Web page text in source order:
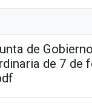
de
de 7 de